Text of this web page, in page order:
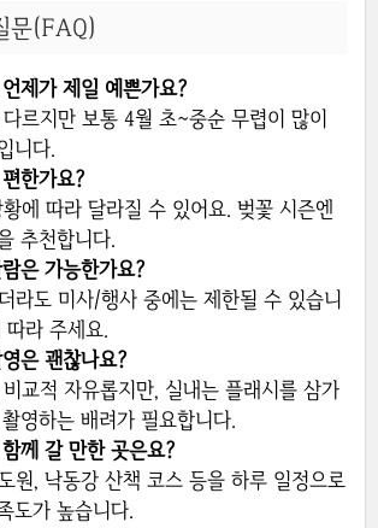
문(FAQ)
제가 제일 예쁜가요?
르지만 보통 4월 초~중순 무렵이 많이
니다.
한가요?
에 따라 달라질 수 있어요. 벚꽃 시즌엔
추천합니다.
은 가능한가요?
라도 미사/행사 중에는 제한될 수 있습니
라 주세요.
은 괜찮나요?
교적 자유롭지만, 실내는 플래시를 삼가
영하는 배려가 필요합니다.
께 갈 만한 곳은요?
원, 낙동강 산책 코스 등을 하루 일정으로
도가 높습니다.